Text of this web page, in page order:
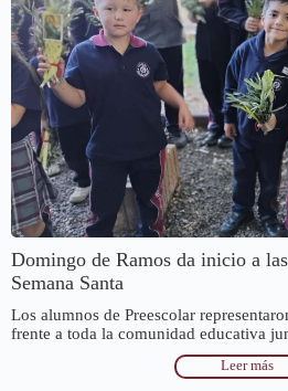
Domingo de Ramos da inicio a
Semana Santa
Los alumnos de Preescolar
frente a toda la comunidad educativa
Leer más